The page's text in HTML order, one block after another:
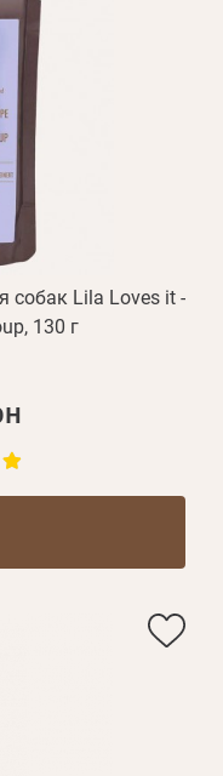
собак Lila Loves it -
130 г